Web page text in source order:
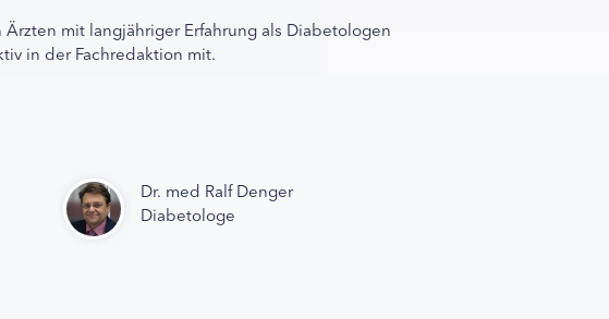
mit langjähriger Erfahrung als Diabetologen
in der Fachredaktion mit.
Dr. med Ralf Denger
Diabetologe